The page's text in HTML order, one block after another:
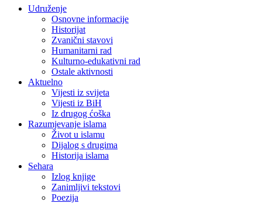
Udruženje
Osnovne informacije
Historijat
Zvanični stavovi
Humanitarni rad
Kulturno-edukativni rad
Ostale aktivnosti
Aktuelno
Vijesti iz svijeta
Vijesti iz BiH
Iz drugog ćoška
Razumjevanje islama
Život u islamu
Dijalog s drugima
Historija islama
Sehara
Izlog knjige
Zanimljivi tekstovi
Poezija